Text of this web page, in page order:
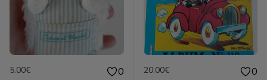
5.00€ 0 20.00€ 0